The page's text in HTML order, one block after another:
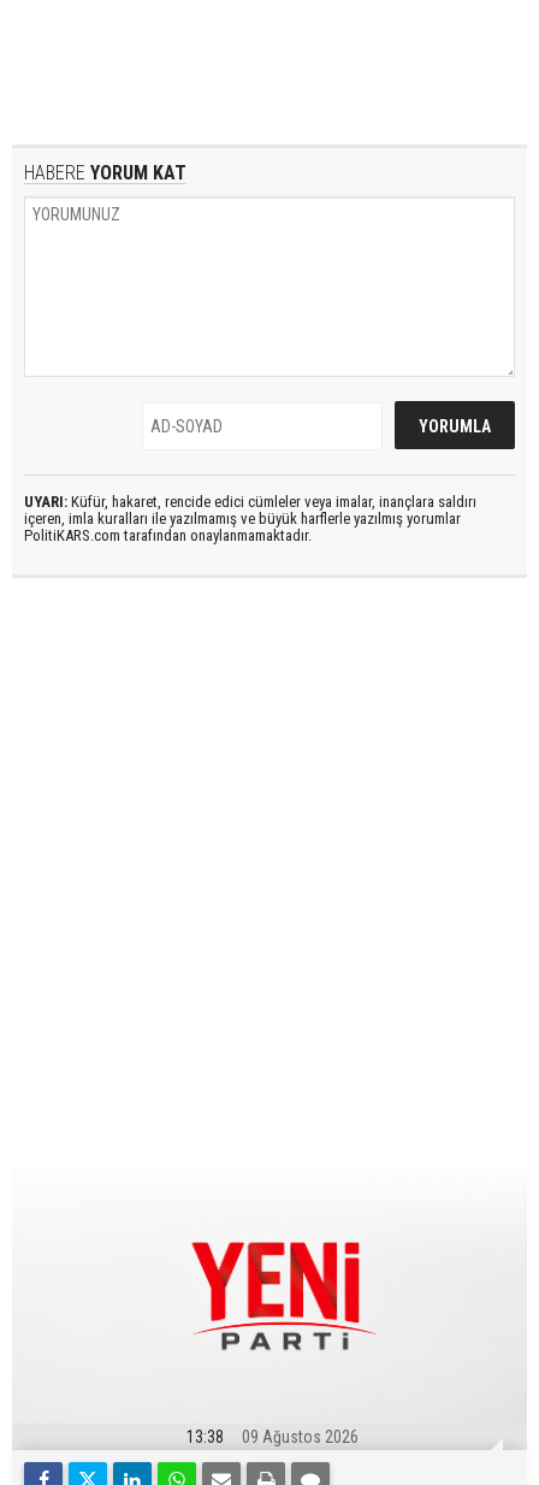
HABERE YORUM KAT
UYARI: Küfür, hakaret, rencide edici cümleler veya imalar, inançlara saldırı
içeren, imla kuralları ile yazılmamış ve büyük harflerle yazılmış yorumlar
PolitiKARS.com tarafından onaylanmamaktadır.
13:38 09 Ağustos 2026